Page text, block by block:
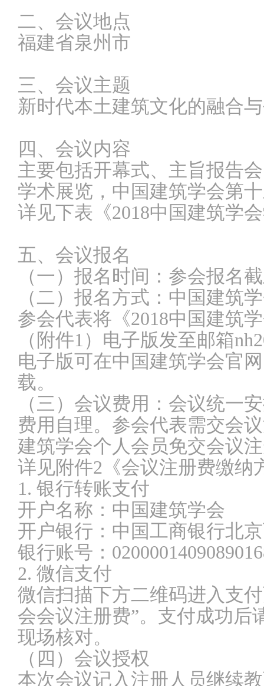
二、会议地点
福建省泉州市
三、会议主题
新时代本土建筑文化的融合
四、会议内容
主要包括开幕式、主旨报告
学术展览，中国建筑学会第
详见下表《2018中国建筑学
五、会议报名
（一）报名时间：参会报名
（二）报名方式：中国建筑
参会代表将《2018中国建筑
（附件1）电子版发至邮箱
电子版可在中国建筑学会官网
载。
（三）会议费用：会议统一
费用自理。参会代表需交会
建筑学会个人会员免交会议
详见附件2《会议注册费缴纳
1. 银行转账支付
开户名称：中国建筑学会
开户银行：中国工商银行北
银行账号：
2. 微信支付
微信扫描下方二维码进入支
会会议注册费”。支付成功后
现场核对。
（四）会议授权
本次会议记入注册人员继续